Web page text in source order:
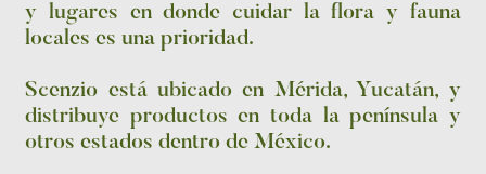
y lugares en donde cuidar la flora y fauna
locales es una prioridad.
Scenzio está ubicado en Mérida, Yucatán, y
distribuye productos en toda la península y
otros estados dentro de México.